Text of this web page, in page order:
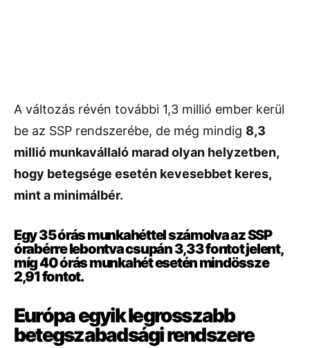
A változás révén további 1,3 millió ember kerül
be az SSP rendszerébe, de még mindig 8,3
millió munkavállaló marad olyan helyzetben,
hogy betegsége esetén kevesebbet keres,
mint a minimálbér.
Egy 35 órás munkahéttel számolva az SSP
órabérre lebontva csupán 3,33 fontot jelent,
míg 40 órás munkahét esetén mindössze
2,91 fontot.
Európa egyik legrosszabb
betegszabadsági rendszere